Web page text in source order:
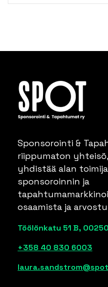
Sponsorointi &
riippumaton
yhdistää alan
sponsoroinnin ja
osaamista ja
Töölönkatu 51 B,
+358 40 830 6003